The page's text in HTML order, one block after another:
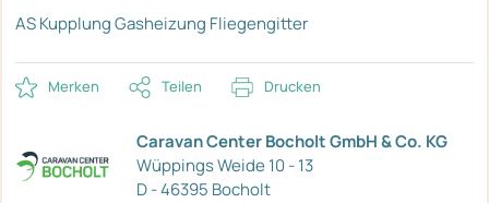
AS KupplungGasheizung Fliegengitter
Merken Teilen Drucken
Caravan Center Bocholt GmbH & Co. KG
Wüppings Weide 10 - 13
D - 46395 Bocholt